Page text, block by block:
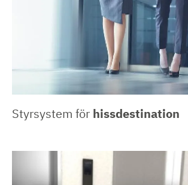
Styrsystem för hissdestination